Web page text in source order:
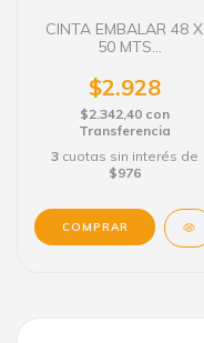
CINTA EMBALAR 48 X
50 MTS
$2.928
$2.342,40 con
Transferencia
3 cuotas sin interés de
$976